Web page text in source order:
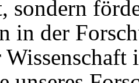
sondern
in der